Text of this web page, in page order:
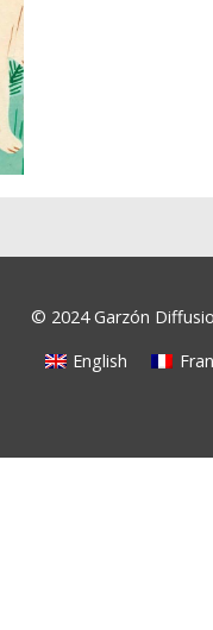
© 2024 Garzón
English